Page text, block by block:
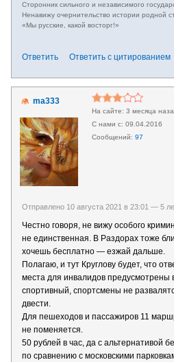
Сторонник сильного и независимого
Ненавижу очернительство истории родной
«Мы русские, какой восторг!»
Ответить Ответить с цитированием
ma333
3 месяца
09.04.2016
97
Отправлено 10 августа 2021 в 23:01 — 5
Честно говоря, не вижу особого
не единственная. В Раздорах тоже
хочешь бесплатно — езжай дальше.
Полагаю, и тут Круглову будет, что
места для инвалидов предусмотрены
спортивный, спортсмены не
двести.
Для пешеходов и пассажиров 11
не поменяется.
50 рублей в час, да с альтернативой
по сравнению с московскими